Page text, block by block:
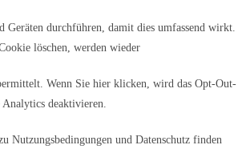
Geräten durchführen, damit dies umfassend wirkt.
löschen, werden wieder
Wenn Sie hier klicken, wird das Opt-Out-
deaktivieren.
Nutzungsbedingungen und Datenschutz finden